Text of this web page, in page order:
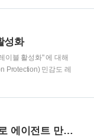
게 미칠 수 있는 영향
대한 링크를 확인할 수
클릭하여 언어를 변경
센터의 메시지 중 하나
성화
이블 활성화" 에 대해
Protection) 민감도 레
BI 에서 AIP 가 적용
, 다음과 같은 에러 메세
려는 동안 오류가 발Microsoft Copilot Studio로 에이전트 만들기